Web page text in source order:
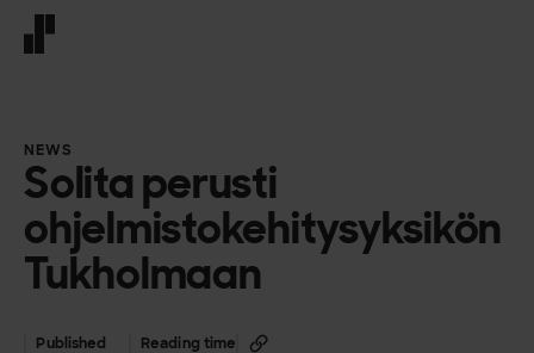
NEWS
Solita perusti
ohjelmistokehitysyksikön
Tukholmaan
Published
Reading time